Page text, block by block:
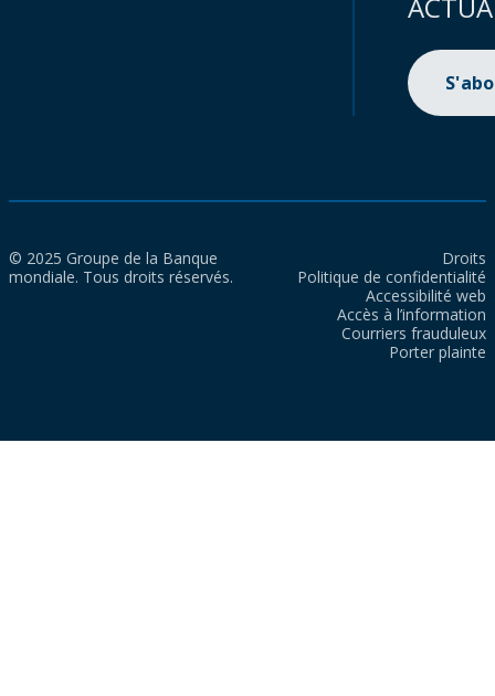
© 2025 Groupe de la Banque
mondiale. Tous droits réservés.
Droits
Politique de confidentialité
Accessibilité web
Accès à l’information
Courriers frauduleux
Porter plainte